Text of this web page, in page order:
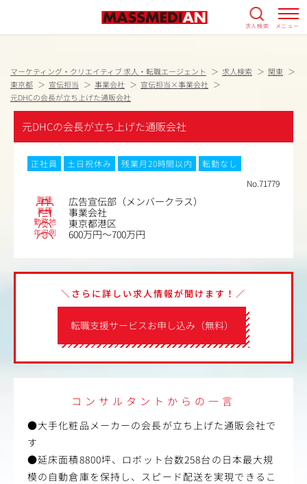
求人検索 メニュー
マーケティング・クリエイティブ 求人・転職エージェント 求人検索
関東
東京都
宣伝担当 事業会社
宣伝担当×事業会社
元DHCの会長が立ち上げた通販会社
元DHCの会長が立ち上げた通販会社
正社員 土日祝休み 残業月20時間以内
転勤なし
No.71779
職種 広告宣伝部（メンバークラス）
業種 事業会社
勤務地 東京都港区
年収例 600万円～700万円
転職支援サービスお申し込み（無料）
＼さらに詳しい求人情報が聞けます！／
コンサルタントからの一言
●大手化粧品メーカーの会長が立ち上げた通販会社で
す
●延床面積8800坪、ロボット台数258台の日本最大規
模の自動倉庫を保持し、スピード配送を実現できるこ